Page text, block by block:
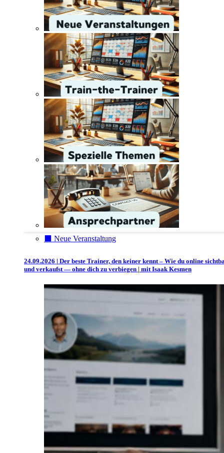
⬛️ Neue Veranstaltung
24.09.2026 | Der beste Trainer, den keiner kennt – Wie du online
und verkaufst — ohne dich zu verbiegen | mit Isaak Kesmen